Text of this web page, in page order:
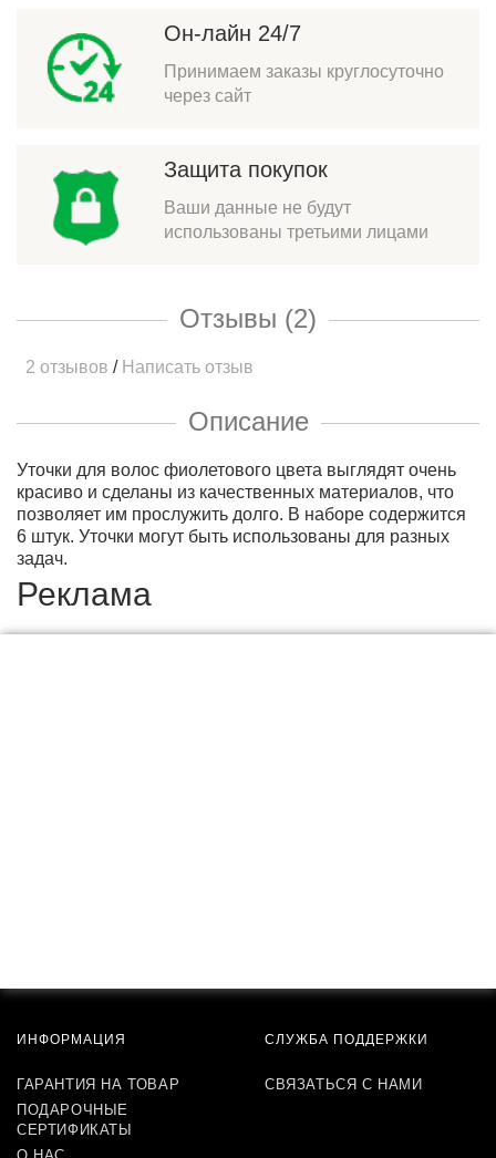
Он-лайн 24/7
Принимаем заказы круглосуточно
через сайт
Защита покупок
Ваши данные не будут
использованы третьими лицами
Отзывы (2)
2 отзывов / Написать отзыв
Описание
Уточки для волос фиолетового цвета выглядят очень
красиво и сделаны из качественных материалов, что
позволяет им прослужить долго. В наборе содержится
6 штук. Уточки могут быть использованы для разных
задач.
Реклама
ИНФОРМАЦИЯ
ГАРАНТИЯ НА ТОВАР
ПОДАРОЧНЫЕ
СЕРТИФИКАТЫ
О НАС
СЛУЖБА ПОДДЕРЖКИ
СВЯЗАТЬСЯ С НАМИ